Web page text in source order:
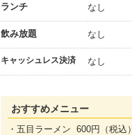
ランチ なし
飲み放題 なし
キャッシュレス決済 なし
おすすめメニュー
・五目ラーメン 600円（税込）